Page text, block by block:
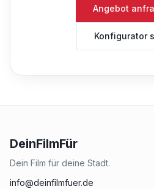
Angebot
Konfigurator
DeinFilmFür
Dein Film für deine Stadt.
info@deinfilmfuer.de